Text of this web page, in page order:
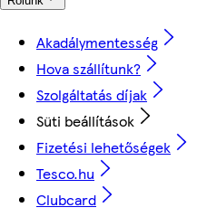
Akadálymentesség
Hova szállítunk?
Szolgáltatás díjak
Süti beállítások
Fizetési lehetőségek
Tesco.hu
Clubcard